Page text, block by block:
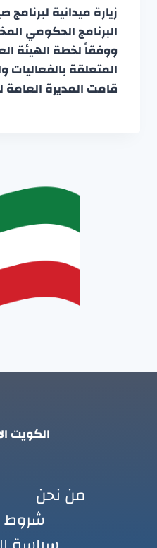
زيارة ميدانية
البرنامج الحكومي
ووفقاً لخطة الهيئة
المتعلقة بالفعاليات
قامت المديرة العامة
الكويت
من نحن
شروط